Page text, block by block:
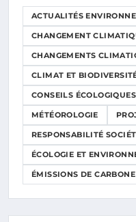
ACTUALITÉS
CHANGEMENT
CHANGEMENTS
CLIMAT ET
CONSEILS ÉCOLOGIQUES
MÉTÉOROLOGIE
RESPONSABILITÉ
ÉCOLOGIE ET
ÉMISSIONS DE CARBONE